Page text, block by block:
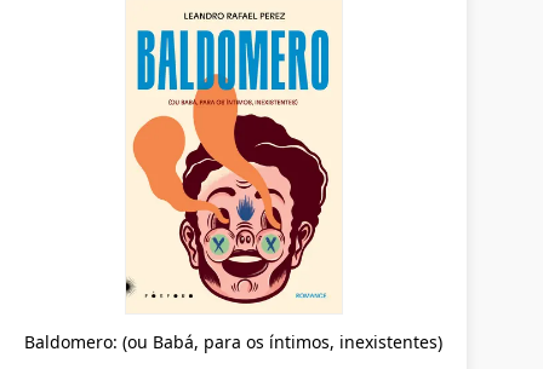
Baldomero: (ou Babá, para os íntimos, inexistentes)